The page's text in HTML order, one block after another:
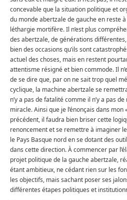
concevable que la situation politique et
du monde abertzale de gauche en reste
léthargie mortifère. Il n’est plus
des abertzale, de générations
bien des occasions qu’ils sont
actuel des choses, mais en restent
attentisme résigné et bien commode. Il
de se dire que, par on ne sait trop quel
cyclique, la machine abertzale se
n’y a pas de fatalité comme il n’y a pas
miracle. Ainsi que je l’énonçais dans mon
précédent, il faudra bien briser cette
renoncement et se remettre à imaginer
le Pays Basque nord en se dotant des
dans cette direction. À commencer par
projet politique de la gauche abertzale,
étant ambitieux, ne cédant rien sur les
les objectifs, mais sachant poser ses
différentes étapes politiques et